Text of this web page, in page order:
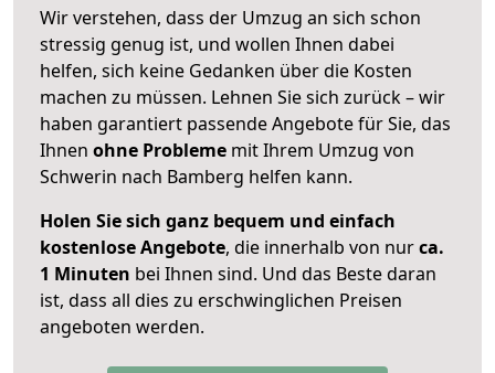
Wir verstehen, dass der Umzug an sich schon
stressig genug ist, und wollen Ihnen dabei
helfen, sich keine Gedanken über die Kosten
machen zu müssen. Lehnen Sie sich zurück – wir
haben garantiert passende Angebote für Sie, das
Ihnen ohne Probleme mit Ihrem Umzug von
Schwerin nach Bamberg helfen kann.
Holen Sie sich ganz bequem und einfach
kostenlose Angebote, die innerhalb von nurca.
1 Minuten bei Ihnen sind. Und das Beste daran
ist, dass all dies zu erschwinglichen Preisen
angeboten werden.